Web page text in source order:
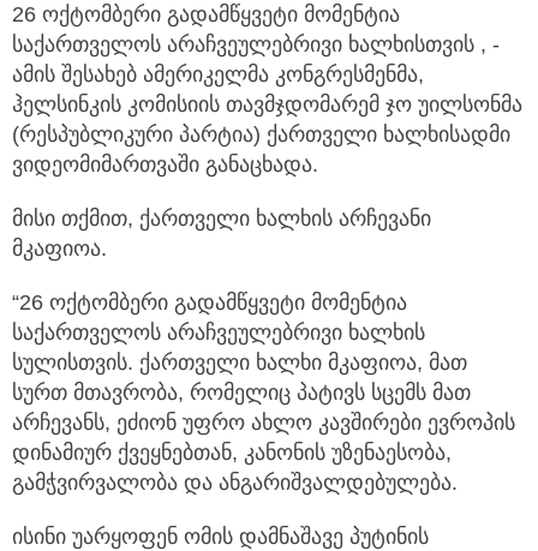
26 ოქტომბერი გადამწყვეტი მომენტია
საქართველოს არაჩვეულებრივი ხალხისთვის , -
ამის შესახებ ამერიკელმა კონგრესმენმა,
ჰელსინკის კომისიის თავმჯდომარემ ჯო უილსონმა
(რესპუბლიკური პარტია) ქართველი ხალხისადმი
ვიდეომიმართვაში განაცხადა.
მისი თქმით, ქართველი ხალხის არჩევანი
მკაფიოა.
“26 ოქტომბერი გადამწყვეტი მომენტია
საქართველოს არაჩვეულებრივი ხალხის
სულისთვის. ქართველი ხალხი მკაფიოა, მათ
სურთ მთავრობა, რომელიც პატივს სცემს მათ
არჩევანს, ეძიონ უფრო ახლო კავშირები ევროპის
დინამიურ ქვეყნებთან, კანონის უზენაესობა,
გამჭვირვალობა და ანგარიშვალდებულება.
ისინი უარყოფენ ომის დამნაშავე პუტინის